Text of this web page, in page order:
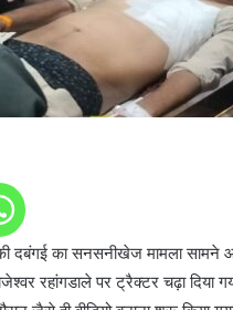
की दबंगई का सनसनीखेज मामला
रहांगडाले पर ट्रैक्टर चढ़ा